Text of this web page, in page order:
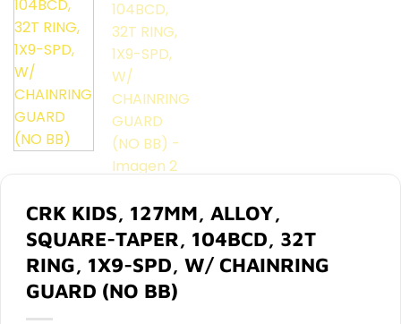
CRK KIDS, 127MM, ALLOY,
SQUARE-TAPER, 104BCD, 32T
RING, 1X9-SPD, W/ CHAINRING
GUARD (NO BB)